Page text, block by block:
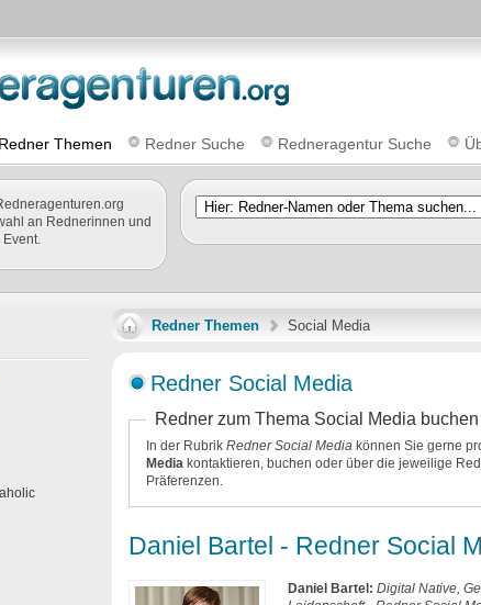
Redner Themen Redner Suche Redneragentur Suche
an Rednerinnen und
Redner Themen Social Media
Redner Social Media
Redner zum Thema Social Media buchen
In der Rubrik Redner Social Mediakönnen Sie gerne
Mediakontaktieren, buchen oder über die jeweilige
Präferenzen.
Daniel Bartel - Redner Social
Daniel Bartel: Digital Native,